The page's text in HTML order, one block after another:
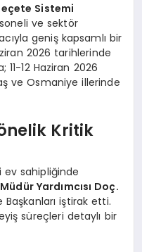
Sistemi
ve sektör
geniş kapsamlı bir
2026 tarihlerinde
11-12 Haziran 2026
ve Osmaniye illerinde
Kritik
ev sahipliğinde
Yardımcısı Doç.
Başkanları iştirak etti.
süreçleri detaylı bir